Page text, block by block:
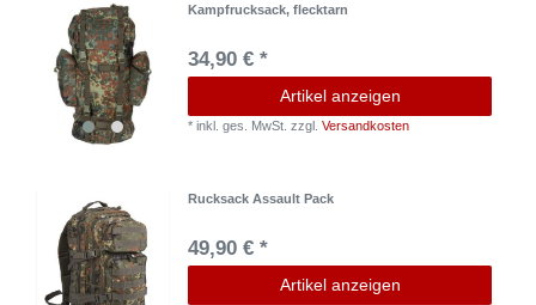
Kampfrucksack, flecktarn
34,90 € *
Artikel anzeigen
*inkl. ges. MwSt. zzgl.Versandkosten
Rucksack Assault Pack
49,90 € *
Artikel anzeigen